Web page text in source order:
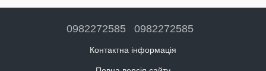
0982272585 0982272585
Контактна інформація